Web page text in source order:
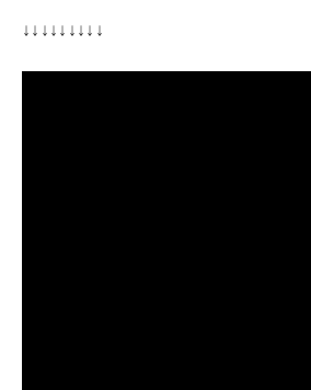
↓↓↓↓↓↓↓↓↓